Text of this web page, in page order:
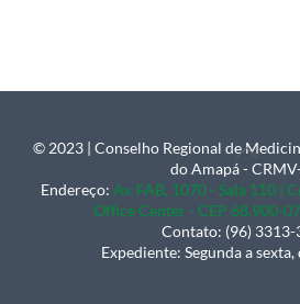
Back
To
Top
© 2023 | Conselho Regional de
do Amapá -
Endereço: Av. FAB, 1070 - Sala 110 |
Office Center - CEP 68.900-
Contato: (96) 3313-
Expediente: Segunda a sexta,